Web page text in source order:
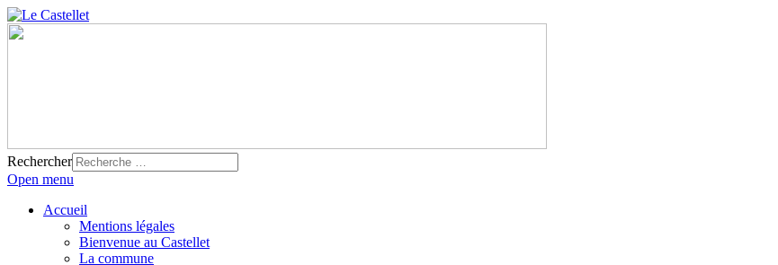
Rechercher
Open menu
Accueil
Mentions légales
Bienvenue au Castellet
La commune